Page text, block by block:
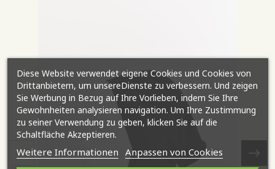
Diese Website verwendet eigene Cookies und Cookies von
Drittanbietern, um unsereDienste zu verbessern. Und zeigen
Sie Werbung in Bezug auf Ihre Vorlieben, indem Sie Ihre
Gewohnheiten analysieren navigation. Um Ihre Zustimmung
zu seiner Verwendung zu geben, klicken Sie auf die
Schaltfläche Akzeptieren.
Weitere Informationen Anpassen von Cookies